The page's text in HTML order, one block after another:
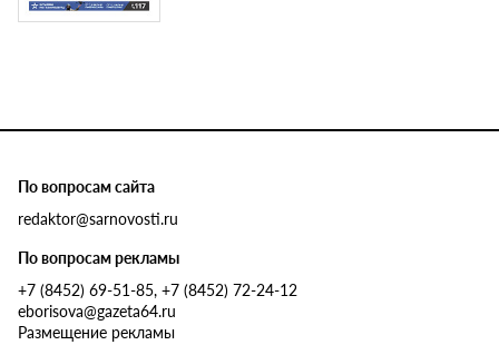
По вопросам сайта
redaktor@sarnovosti.ru
По вопросам рекламы
+7 (8452) 69-51-85, +7 (8452) 72-24-12
eborisova@gazeta64.ru
Размещение рекламы